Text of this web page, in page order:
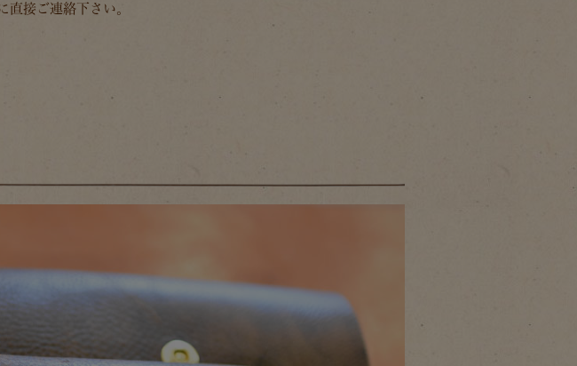
直接ご連絡下さい。